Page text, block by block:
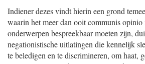
Indiener dezes vindt hierin een grond
waarin het meer dan ooit communis opinio
onderwerpen bespreekbaar moeten zijn,
negationistische uitlatingen die kennelijk
te beledigen en te discrimineren, om haat,